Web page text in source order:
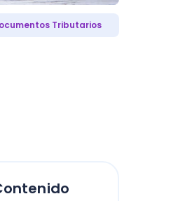
Tributarios